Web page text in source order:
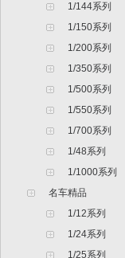
1/144系列
1/150系列
1/200系列
1/350系列
1/500系列
1/550系列
1/700系列
1/48系列
1/1000系列
名车精品
1/12系列
1/24系列
1/25系列